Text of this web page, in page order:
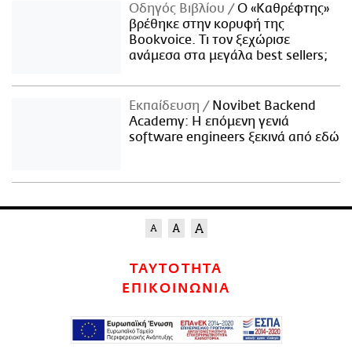
Οδηγός Βιβλίου
Ο «Καθρέφτης»
βρέθηκε στην κορυφή της
Bookvoice. Τι τον ξεχώρισε
ανάμεσα στα μεγάλα best sellers;
Εκπαίδευση
Novibet Backend
Academy: Η επόμενη γενιά
software engineers ξεκινά από εδώ
ΤΑΥΤΟΤΗΤΑ
ΕΠΙΚΟΙΝΩΝΙΑ